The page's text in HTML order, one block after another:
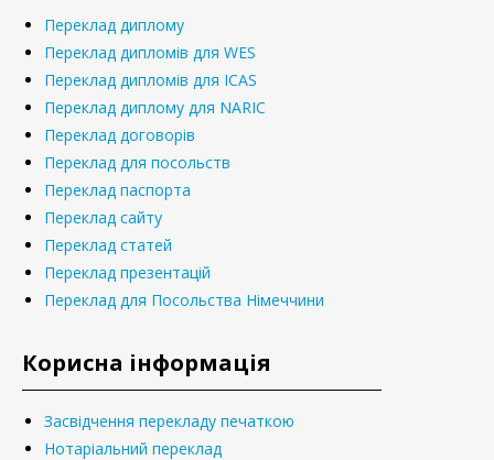
Переклад диплому
Переклад дипломів для WES
Переклад дипломів для ICAS
Переклад диплому для NARIC
Переклад договорів
Переклад для посольств
Переклад паспорта
Переклад сайту
Переклад статей
Переклад презентацій
Переклад для Посольства Німеччини
Корисна інформація
Засвідчення перекладу печаткою
Нотаріальний переклад